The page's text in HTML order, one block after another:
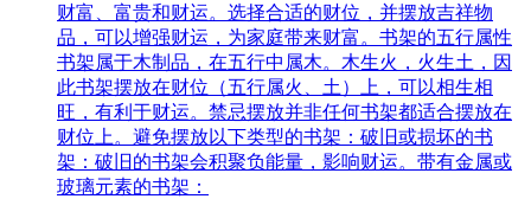
财富、富贵和财运。选择合适的财位，并摆放吉祥物
品，可以增强财运，为家庭带来财富。书架的五行属性
书架属于木制品，在五行中属木。木生火，火生土，因
此书架摆放在财位（五行属火、土）上，可以相生相
旺，有利于财运。禁忌摆放并非任何书架都适合摆放在
财位上。避免摆放以下类型的书架：破旧或损坏的书
架：破旧的书架会积聚负能量，影响财运。带有金属或
玻璃元素的书架：